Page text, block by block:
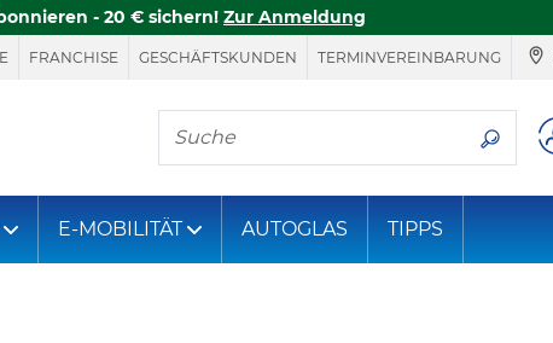
- 20 € sichern! Zur Anmeldung
FRANCHISE GESCHÄFTSKUNDEN TERMINVEREINBARUNG
Hier finden Sie, was Sie suchen
E-MOBILITÄT AUTOGLAS TIPPS